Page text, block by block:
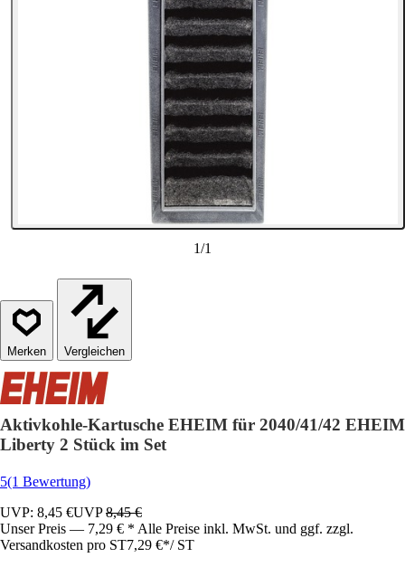
1/1
Vergleichen
Aktivkohle-Kartusche EHEIM für 2040/41/42 EHEIM
Liberty 2 Stück im Set
5(1 Bewertung)
UVP: 8,45 €UVP8,45 €
Unser Preis — 7,29 € * Alle Preise inkl. MwSt. und ggf. zzgl.
Versandkosten pro ST7,29 €*/ ST